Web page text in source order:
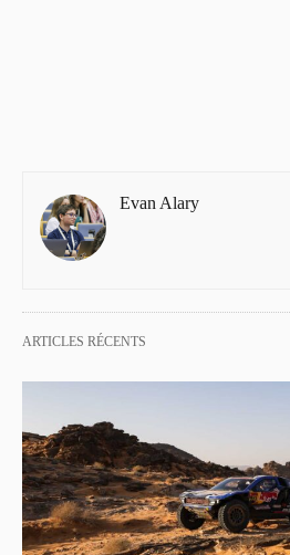
Evan Alary
ARTICLES RÉCENTS